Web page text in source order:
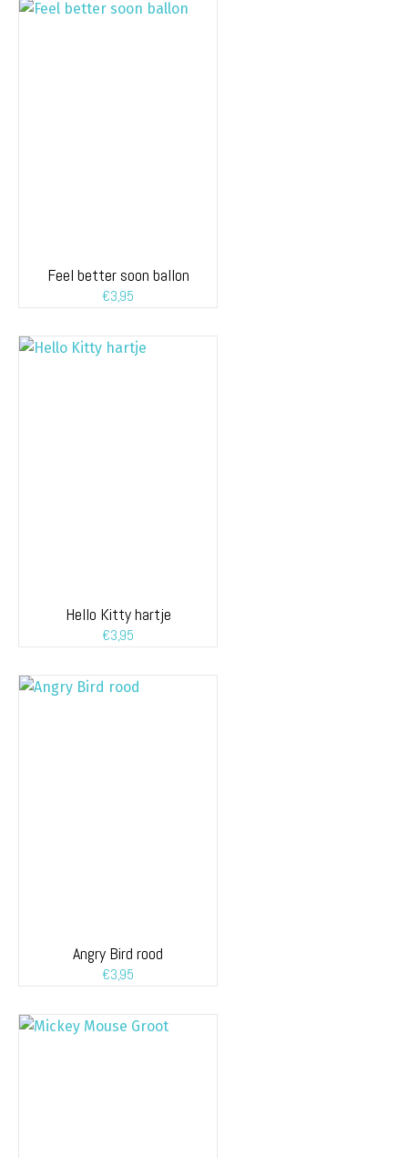
Feel better soon ballon
€3,95
Hello Kitty hartje
€3,95
Angry Bird rood
€3,95